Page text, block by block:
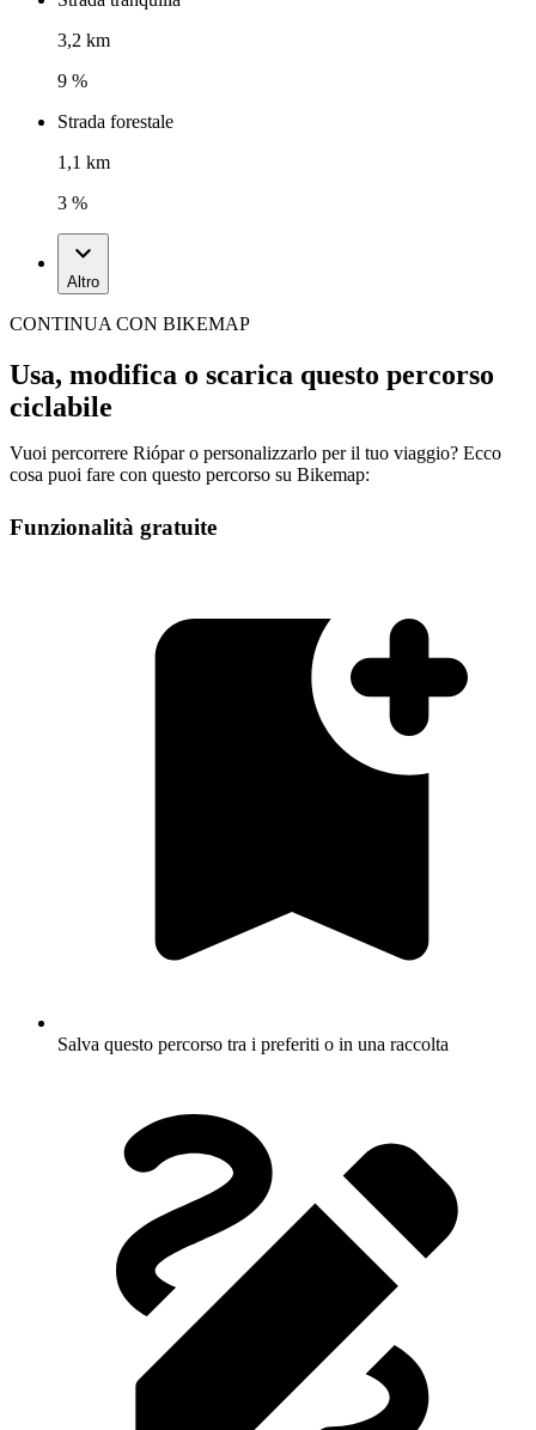
3,2 km
9 %
Strada forestale
1,1 km
3 %
Altro
CONTINUA CON BIKEMAP
Usa, modifica o scarica questo percorso
ciclabile
Vuoi percorrere Riópar o personalizzarlo per il tuo viaggio? Ecco
cosa puoi fare con questo percorso su Bikemap:
Funzionalità gratuite
Salva questo percorso tra i preferiti o in una raccolta